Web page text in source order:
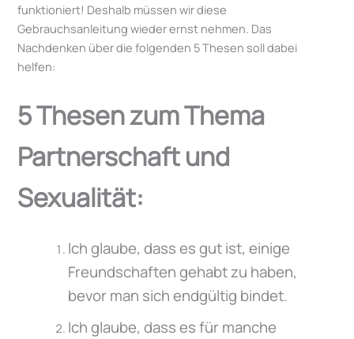
funktioniert! Deshalb müssen wir diese
Gebrauchsanleitung wieder ernst nehmen. Das
Nachdenken über die folgenden 5 Thesen soll dabei
helfen:
5 Thesen zum Thema
Partnerschaft und
Sexualität:
Ich glaube, dass es gut ist, einige
Freundschaften gehabt zu haben,
bevor man sich endgültig bindet.
Ich glaube, dass es für manche